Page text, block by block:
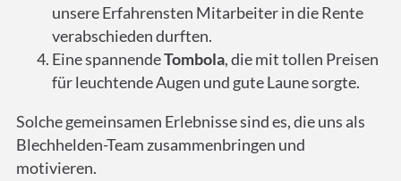
unsere Erfahrensten Mitarbeiter in die Rente
verabschieden durften.
Eine spannendeTombola, die mit tollen Preisen
für leuchtende Augen und gute Laune sorgte.
Solche gemeinsamen Erlebnisse sind es, die uns als
Blechhelden-Team zusammenbringen und
motivieren.